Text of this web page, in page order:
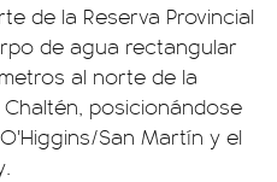
de la Reserva Provincial
de agua rectangular
al norte de la
posicionándose
San Martín y el